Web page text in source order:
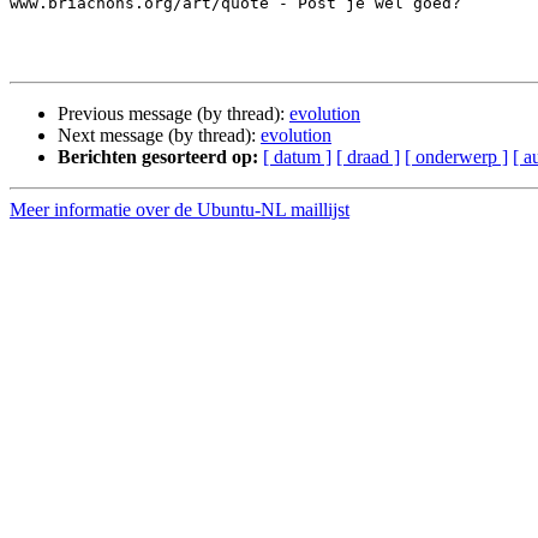
Previous message (by thread): evolution
Next message (by thread): evolution
Berichten gesorteerd op: [ datum ] [ draad ] [ onderwerp ] [
Meer informatie over de Ubuntu-NL maillijst